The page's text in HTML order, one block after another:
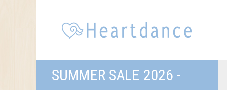
SUMMER SALE 2026 -